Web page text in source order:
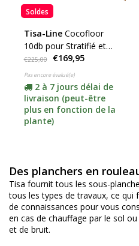
Soldes
Tisa-Line Cocofloor
10db pour Stratifié et
planches (rouleau de
15m2)
€225,00 €169,95
Pas encore évalué(e)
2 à 7 jours délai de
livraison (peut-être
plus en fonction de la
plante)
Des planchers en
Tisa fournit tous les sous-
tous les types de travaux, ce qui
de connaissances pour vous
en cas de chauffage par le sol ou
et de bruit.